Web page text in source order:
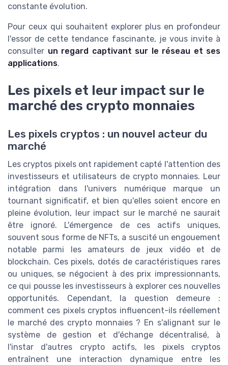
constante évolution.
Pour ceux qui souhaitent explorer plus en profondeur
l'essor de cette tendance fascinante, je vous invite à
consulter un regard captivant sur le réseau et ses
applications.
Les pixels et leur impact sur le
marché des crypto monnaies
Les pixels cryptos : un nouvel acteur du
marché
Les cryptos pixels ont rapidement capté l'attention des
investisseurs et utilisateurs de crypto monnaies. Leur
intégration dans l'univers numérique marque un
tournant significatif, et bien qu'elles soient encore en
pleine évolution, leur impact sur le marché ne saurait
être ignoré. L'émergence de ces actifs uniques,
souvent sous forme de NFTs, a suscité un engouement
notable parmi les amateurs de jeux vidéo et de
blockchain. Ces pixels, dotés de caractéristiques rares
ou uniques, se négocient à des prix impressionnants,
ce qui pousse les investisseurs à explorer ces nouvelles
opportunités. Cependant, la question demeure :
comment ces pixels cryptos influencent-ils réellement
le marché des crypto monnaies ? En s'alignant sur le
système de gestion et d'échange décentralisé, à
l'instar d'autres crypto actifs, les pixels cryptos
entraînent une interaction dynamique entre les